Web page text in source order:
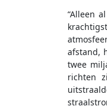
“Alleen
afstand,
twee
richten